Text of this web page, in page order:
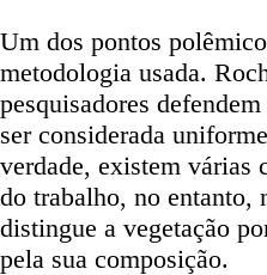
Um dos pontos
metodologia usada.
pesquisadores
ser considerada
verdade, existem várias
do trabalho, no entanto,
distingue a vegetação
pela sua composição.